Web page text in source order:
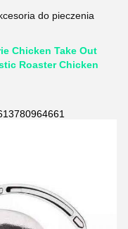
do pieczenia
Chicken Take Out
Roaster Chicken